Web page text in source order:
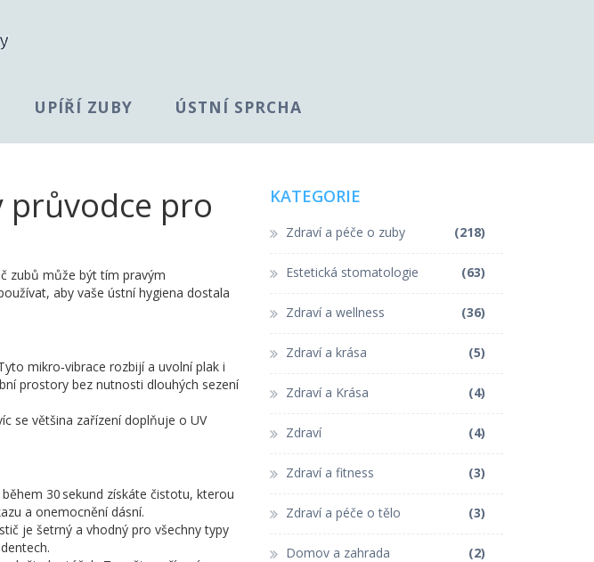
UPÍŘÍ ZUBY ÚSTNÍ SPRCHA
průvodce pro
zubů může být tím pravým
aby vaše ústní hygiena dostala
mikro‑vibrace rozbijí a uvolní plak i
prostory bez nutnosti dlouhých sezení
se většina zařízení doplňuje o UV
během 30 sekund získáte čistotu, kterou
a onemocnění dásní.
je šetrný a vhodný pro všechny typy
KATEGORIE
Zdraví a péče o zuby (218)
Estetická stomatologie (63)
Zdraví a wellness (36)
Zdraví a krása (5)
Zdraví a Krása (4)
Zdraví (4)
Zdraví a fitness (3)
Zdraví a péče o tělo (3)
Domov a zahrada (2)